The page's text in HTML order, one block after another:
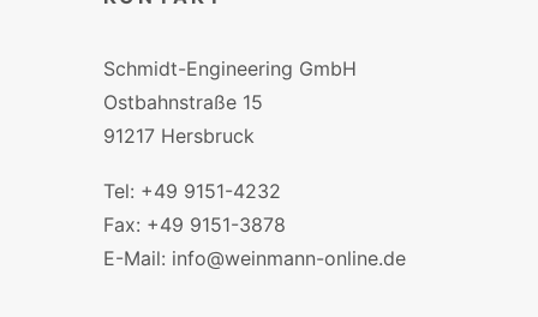
Schmidt-Engineering GmbH
Ostbahnstraße 15
91217 Hersbruck
Tel: +49 9151-4232
Fax: +49 9151-3878
E-Mail: info@weinmann-online.de